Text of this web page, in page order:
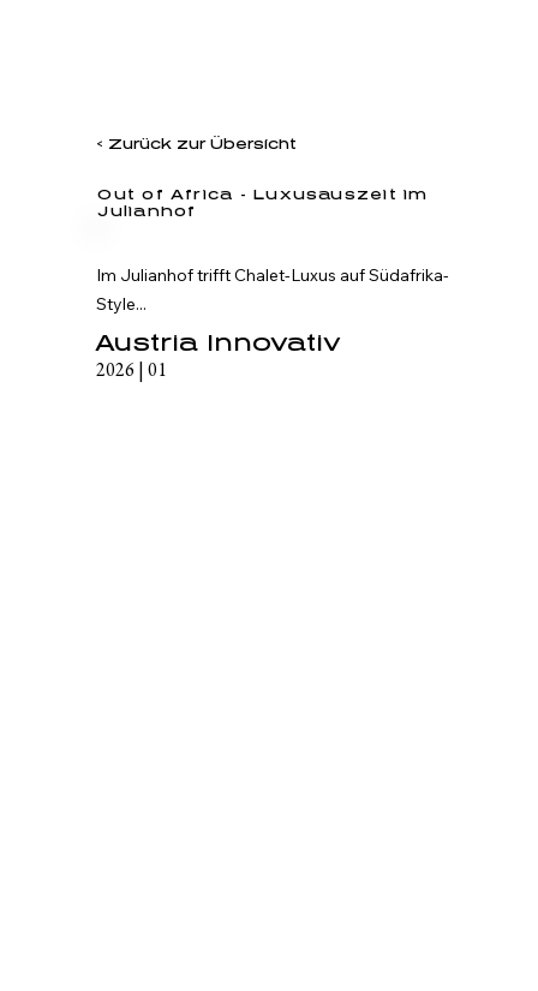
< Zurück zur Übersicht
Out of Africa - Luxusauszeit im
Julianhof
Im Julianhof trifft Chalet-Luxus auf Südafrika-
Style...
Austria Innovativ
2026 | 01